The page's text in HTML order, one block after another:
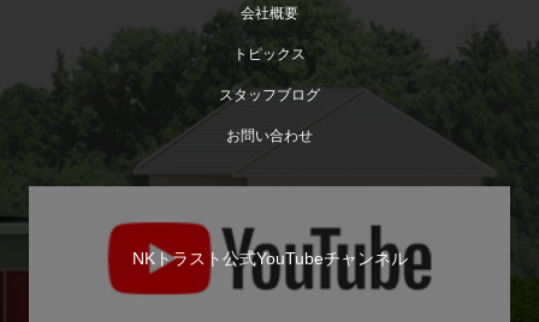
会社概要
トピックス
スタッフブログ
お問い合わせ
NKトラスト公式YouTubeチャンネル